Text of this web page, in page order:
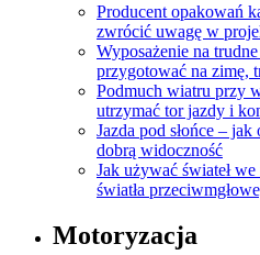
Producent opakowań
zwrócić uwagę w
Wyposażenie na
przygotować na zimę,
Podmuch wiatru przy
utrzymać tor jazdy i
Jazda pod słońce –
dobrą widoczność
Jak używać świateł
światła
Motoryzacja